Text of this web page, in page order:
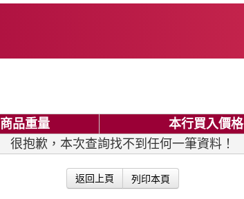
商品重量 本行買入價格
很抱歉，本次查詢找不到任何一筆資料！
返回上頁 列印本頁